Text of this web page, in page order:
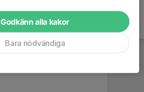
Godkänn alla kakor
Bara nödvändiga